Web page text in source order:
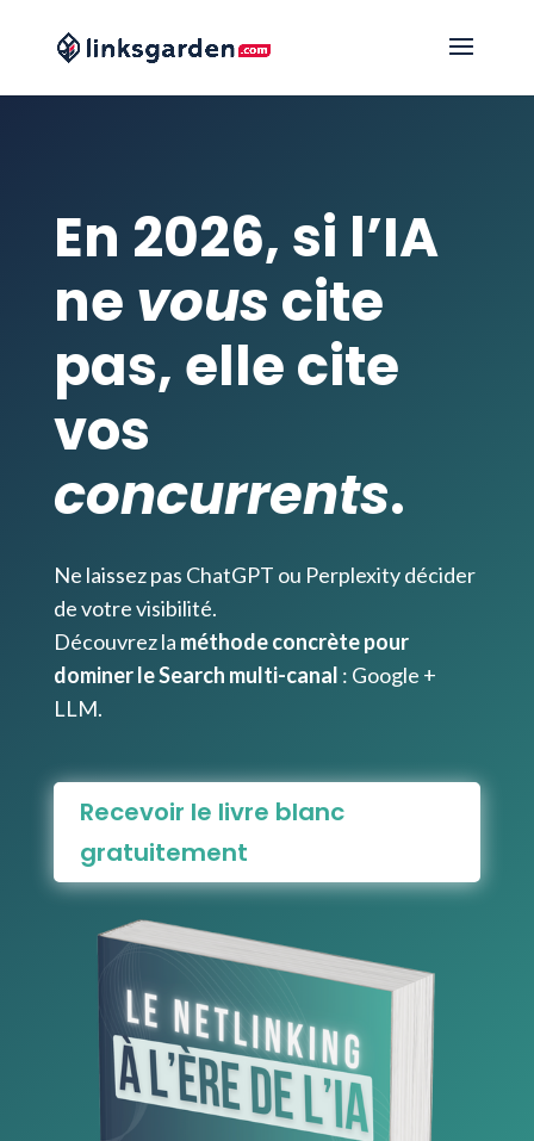
En 2026, si l’IA
ne vous cite
pas, elle cite
vos
concurrents.
Ne laissez pas ChatGPT ou Perplexity décider
de votre visibilité.
Découvrez la méthode concrète pour
dominer le Search multi-canal : Google +
LLM.
Recevoir le livre blanc
gratuitement